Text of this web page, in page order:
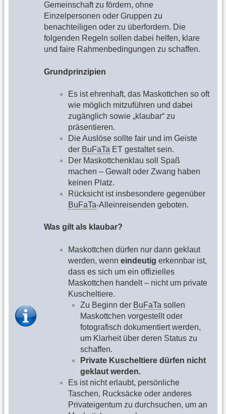
Gemeinschaft zu fördern, ohne
Einzelpersonen oder Gruppen zu
benachteiligen oder zu überfordern. Die
folgenden Regeln sollen dabei helfen, klare
und faire Rahmenbedingungen zu schaffen.
Grundprinzipien
Es ist ehrenhaft, das Maskottchen so oft
wie möglich mitzuführen und dabei
zugänglich sowie „klaubar“ zu
präsentieren.
Die Auslöse sollte fair und im Geiste
der BuFaTa ET gestaltet sein.
Der Maskottchenklau soll Spaß
machen – Gewalt oder Zwang haben
keinen Platz.
Rücksicht ist insbesondere gegenüber
BuFaTa-Alleinreisenden geboten.
Was gilt als klaubar?
Maskottchen dürfen nur dann geklaut
werden, wenn eindeutig erkennbar ist,
dass es sich um ein offizielles
Maskottchen handelt – nicht um private
Kuscheltiere.
Zu Beginn der BuFaTa sollen
Maskottchen vorgestellt oder
fotografisch dokumentiert werden,
um Klarheit über deren Status zu
schaffen.
Private Kuscheltiere dürfen nicht
geklaut werden.
Es ist nicht erlaubt, persönliche
Taschen, Rucksäcke oder anderes
Privateigentum zu durchsuchen, um an